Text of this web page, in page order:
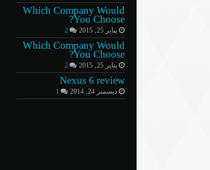
Which Company Would
You Choose?
يناير 25, 2015 2
Which Company Would
You Choose?
يناير 25, 2015 2
Nexus 6 review
ديسمبر 24, 2014 1